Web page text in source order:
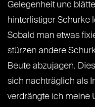
Gelegenheit und
hinterlistiger Schurke
Sobald man etwas
stürzen andere
Beute abzujagen.
sich nachträglich als
verdrängte ich meine